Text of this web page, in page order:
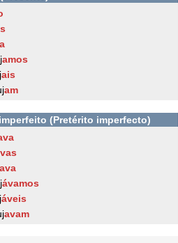
a
amos
ais
am
(Pretérito imperfecto)
ava
ávamos
áveis
avam